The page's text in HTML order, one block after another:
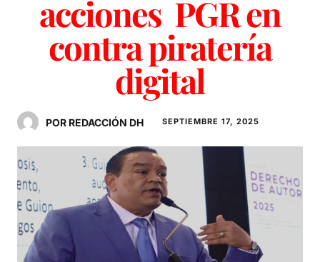
acciones PGR en
contra piratería
digital
POR REDACCIÓN DH SEPTIEMBRE 17, 2025